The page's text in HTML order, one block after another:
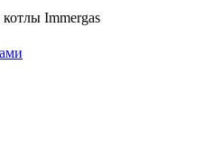
котлы Immergas